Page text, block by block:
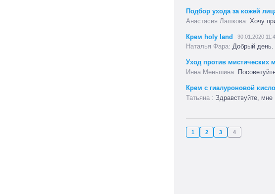
Подбор ухода за кожей
Хочу
Крем holy land 30.01.2020
Добрый день.
Уход против мистических
Крем с гиалуроновой
Здравствуйте, мне
1 2 3 4